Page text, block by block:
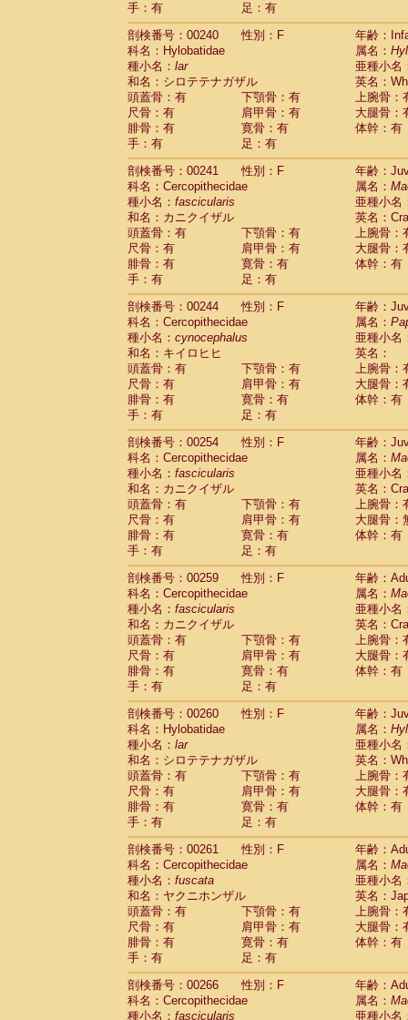
手：有
足：有
剖検番号：00240
性別：F
年齢：
科名：Hylobatidae
属名：
種小名： lar
亜種小名
和名：シロテテナガザル
英名：
頭蓋骨：有
下顎骨：有
上腕骨：
尺骨：有
肩甲骨：有
大腿骨：
腓骨：有
寛骨：有
体幹：有
手：有
足：有
剖検番号：00241
性別：F
年齢：
科名：Cercopithecidae
属名：
種小名： fascicularis
亜種小名
和名：カニクイザル
英名：
頭蓋骨：有
下顎骨：有
上腕骨：
尺骨：有
肩甲骨：有
大腿骨：
腓骨：有
寛骨：有
体幹：有
手：有
足：有
剖検番号：00244
性別：F
年齢：
科名：Cercopithecidae
属名：
種小名： cynocephalus
亜種小名
和名：キイロヒヒ
英名：
頭蓋骨：有
下顎骨：有
上腕骨：
尺骨：有
肩甲骨：有
大腿骨：
腓骨：有
寛骨：有
体幹：有
手：有
足：有
剖検番号：00254
性別：F
年齢：
科名：Cercopithecidae
属名：
種小名： fascicularis
亜種小名
和名：カニクイザル
英名：
頭蓋骨：有
下顎骨：有
上腕骨：
尺骨：有
肩甲骨：有
大腿骨：
腓骨：有
寛骨：有
体幹：有
手：有
足：有
剖検番号：00259
性別：F
年齢：
科名：Cercopithecidae
属名：
種小名： fascicularis
亜種小名
和名：カニクイザル
英名：
頭蓋骨：有
下顎骨：有
上腕骨：
尺骨：有
肩甲骨：有
大腿骨：
腓骨：有
寛骨：有
体幹：有
手：有
足：有
剖検番号：00260
性別：F
年齢：
科名：Hylobatidae
属名：
種小名： lar
亜種小名
和名：シロテテナガザル
英名：
頭蓋骨：有
下顎骨：有
上腕骨：
尺骨：有
肩甲骨：有
大腿骨：
腓骨：有
寛骨：有
体幹：有
手：有
足：有
剖検番号：00261
性別：F
年齢：
科名：Cercopithecidae
属名：
種小名： fuscata
亜種小名
和名：ヤクニホンザル
英名：
頭蓋骨：有
下顎骨：有
上腕骨：
尺骨：有
肩甲骨：有
大腿骨：
腓骨：有
寛骨：有
体幹：有
手：有
足：有
剖検番号：00266
性別：F
年齢：
科名：Cercopithecidae
属名：
種小名： fascicularis 亜種小名